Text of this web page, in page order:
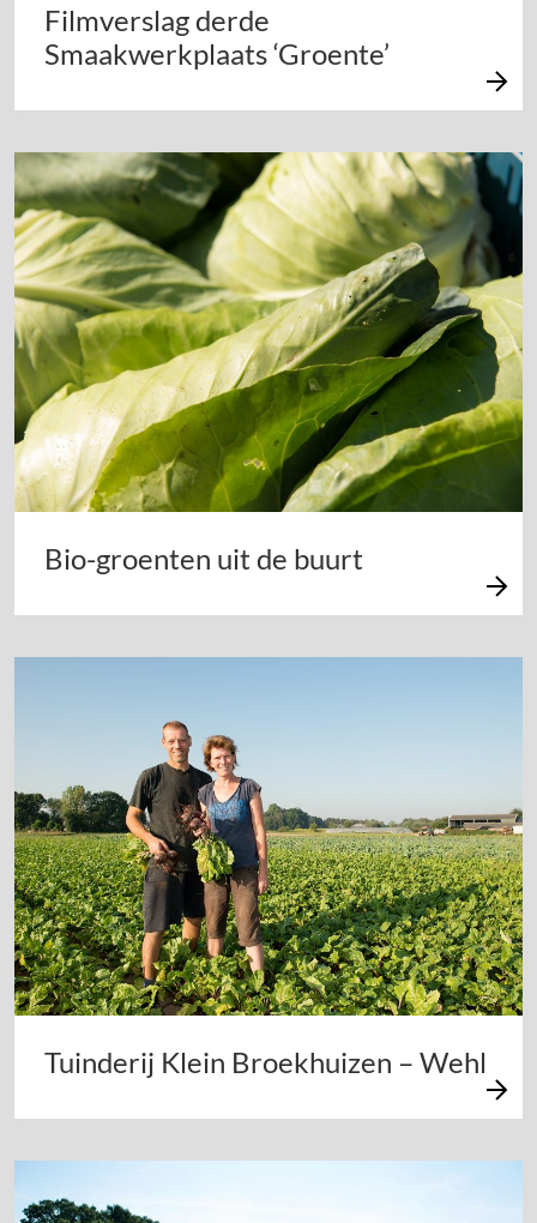
Filmverslag derde
Smaakwerkplaats ‘Groente’
Bio-groenten uit de buurt
Tuinderij Klein Broekhuizen – Wehl